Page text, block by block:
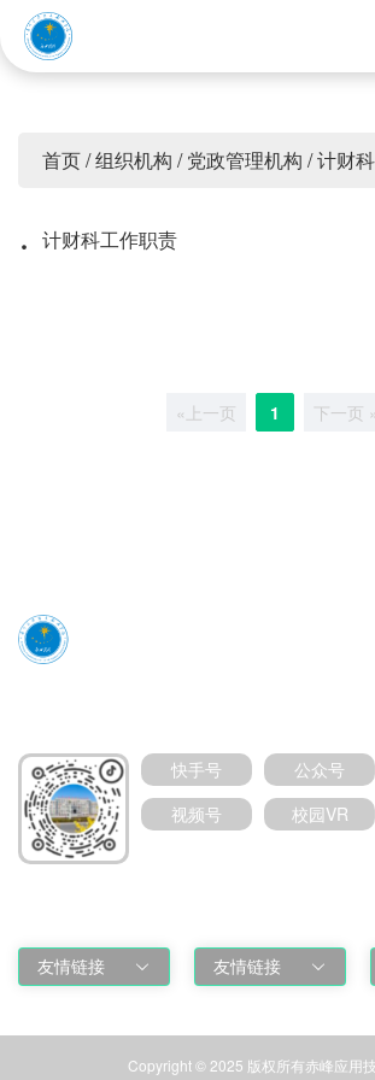
首页/组织机构 /党政管理机构 /计财科
· 计财科工作职责
«上一页 1 下一页 »
快手号 公众号
视频号
校园VR
友情链接 友情链接
Copyright © 2025 版权所有赤峰应用